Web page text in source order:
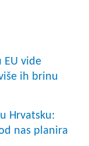
EU vide
ih brinu
Hrvatsku:
nas planira